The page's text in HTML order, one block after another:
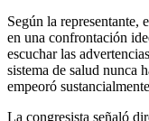
Según la representante,
en una confrontación
escuchar las
sistema de salud nunca
empeoró
La congresista señaló